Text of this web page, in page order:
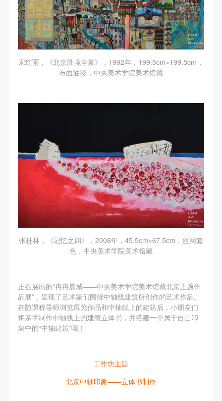
宋红雨，《北京胜境全景》，1992年，199.5cm×199.5cm，
布面油彩，中央美术学院美术馆藏
张桂林，《记忆之四》，2008年，45.5cm×67.5cm，丝网套
色，中央美术学院美术馆藏
正在展出的“冉冉晨城——中央美术学院美术馆藏北京主题作
品展”，呈现了艺术家们围绕中轴线建筑所创作的艺术作品。
在随课程导师浏览展览作品和中轴线上的建筑后，小朋友们
将亲手制作中轴线上的建筑立体书，并搭建一个属于自己印
象中的“中轴建筑”哦！
工作坊主题
北京中轴印象——立体书制作